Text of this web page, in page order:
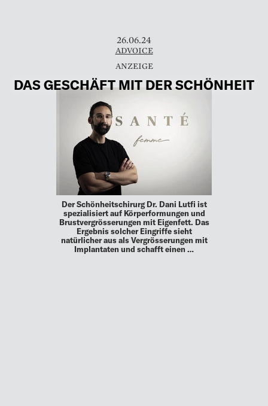
26.06.24
ADVOICE
DAS GESCHÄFT MIT DER SCHÖNHEIT
Der Schönheitschirurg Dr. Dani Lutfi ist
spezialisiert auf Körperformungen und
Brustvergrösserungen mit Eigenfett. Das
Ergebnis solcher Eingriffe sieht
natürlicher aus als Vergrösserungen mit
Implantaten und schafft einen …